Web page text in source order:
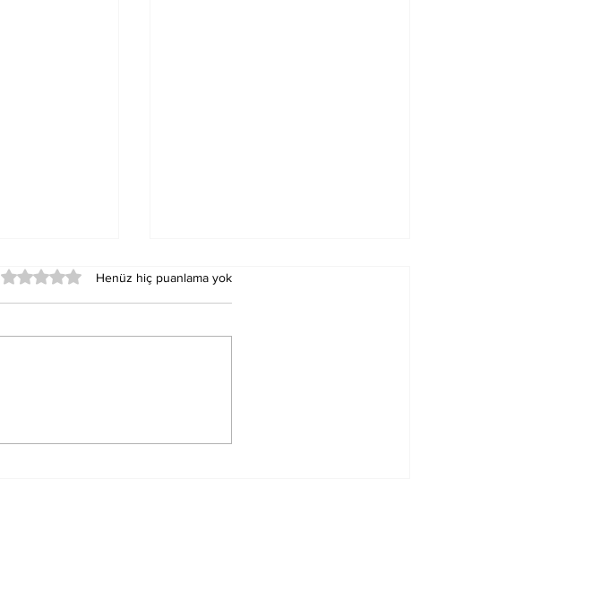
Okunacak Esmalar
5 üzerinden 0 yıldızHenüz hiç puanlama yok